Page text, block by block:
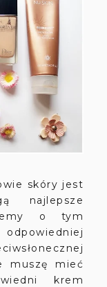
skóry jest
najlepsze
o tym
muszę mieć
krem